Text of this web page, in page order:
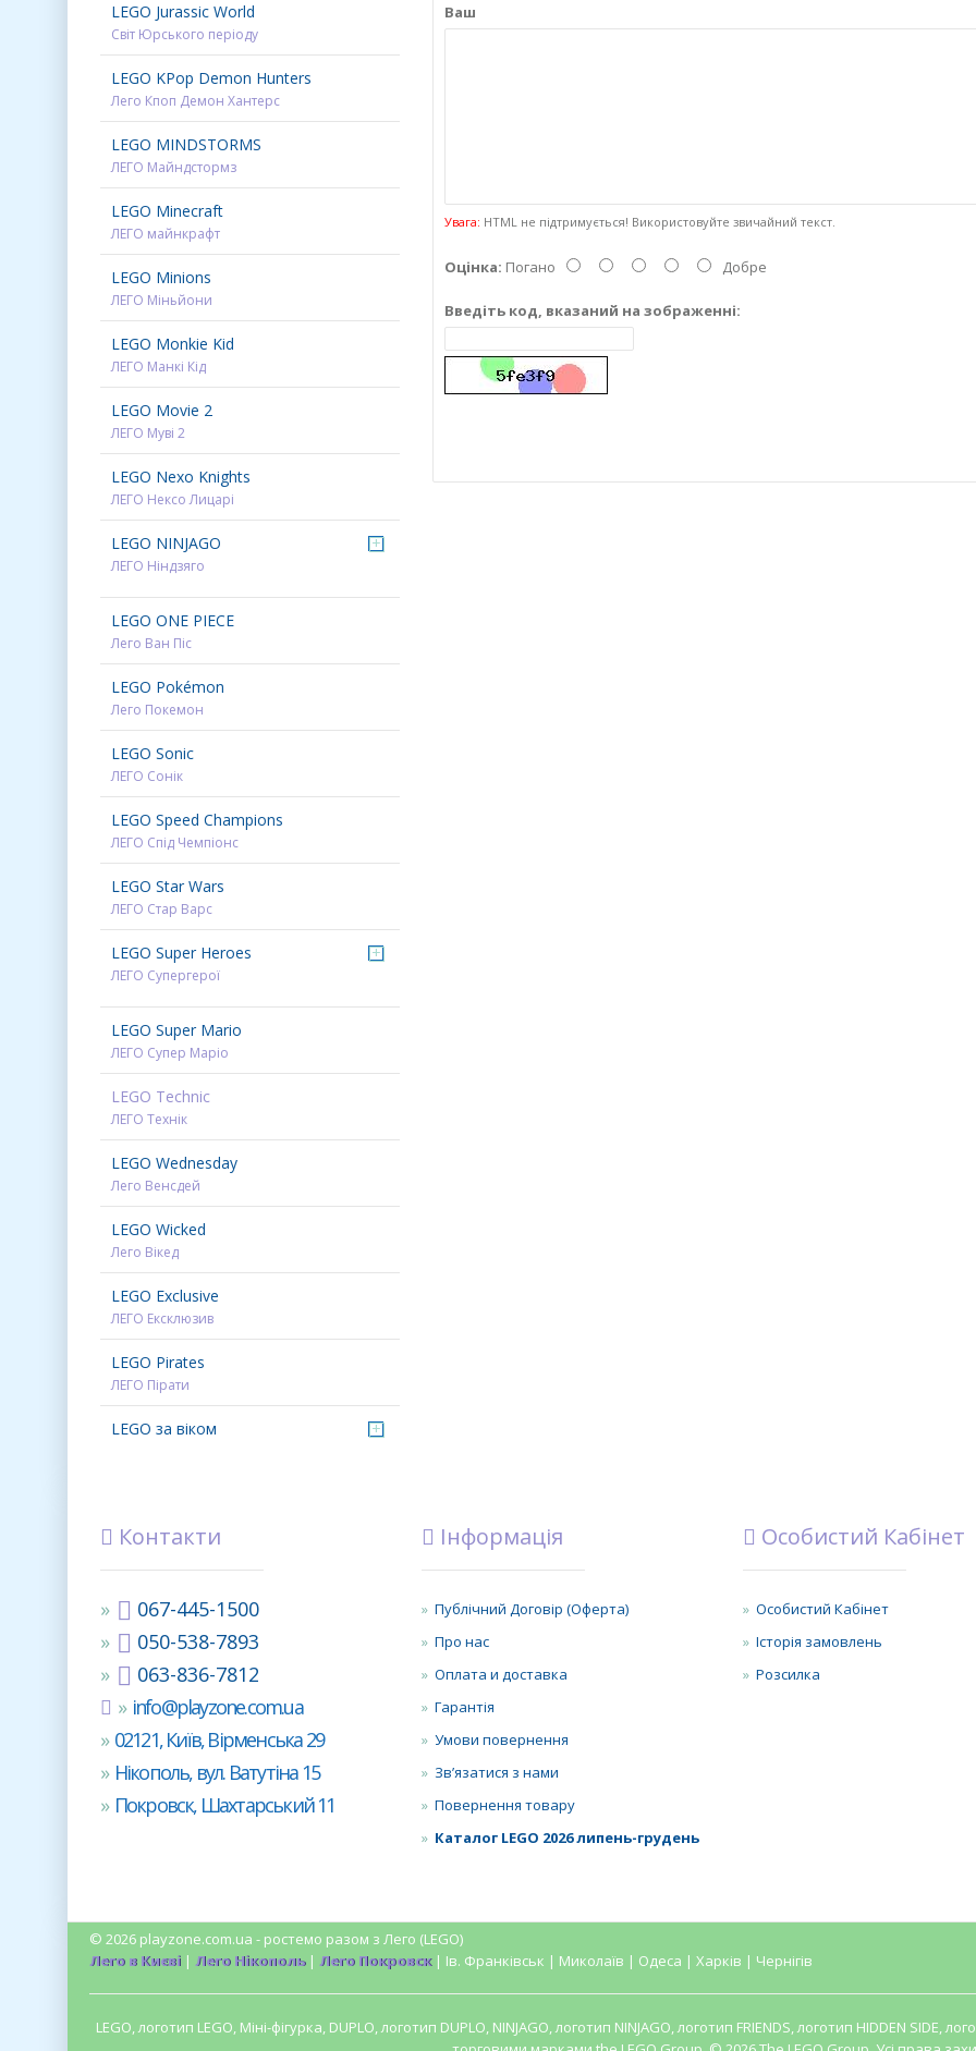
LEGO Jurassic World
Світ Юрського періоду
LEGO KPop Demon Hunters
Лего Кпоп Демон Хантерс
LEGO MINDSTORMS
ЛЕГО Майндстормз
LEGO Minecraft
ЛЕГО майнкрафт
LEGO Minions
ЛЕГО Міньйони
LEGO Monkie Kid
ЛЕГО Манкі Кід
LEGO Movie 2
ЛЕГО Муві 2
LEGO Nexo Knights
ЛЕГО Нексо Лицарі
LEGO NINJAGO
ЛЕГО Ніндзяго
+
LEGO ONE PIECE
Лего Ван Піс
LEGO Pokémon
Лего Покемон
LEGO Sonic
ЛЕГО Сонік
LEGO Speed Champions
ЛЕГО Спід Чемпіонс
LEGO Star Wars
ЛЕГО Стар Варс
LEGO Super Heroes
ЛЕГО Супергерої
+
LEGO Super Mario
ЛЕГО Супер Маріо
LEGO Technic
ЛЕГО Технік
LEGO Wednesday
Лего Венсдей
LEGO Wicked
Лего Вікед
LEGO Exclusive
ЛЕГО Ексклюзив
LEGO Pirates
ЛЕГО Пірати
LEGO за віком +
Ваш
Увага: HTML не підтримується! Використовуйте звичайний текст.
Оцінка: Погано Добре
Введіть код, вказаний на зображенні:
Контакти
067-445-1500
050-538-7893
063-836-7812
info@playzone.com.ua
02121, Київ, Вірменська 29
Нікополь, вул. Ватутіна 15
Покровск, Шахтарський 11
Інформація
Публічний Договір (Оферта)
Про нас
Оплата и доставка
Гарантія
Умови повернення
Зв’язатися з нами
Повернення товару
Каталог LEGO 2026 липень-грудень
Особистий Кабінет
Особистий Кабінет
Історія замовлень
Розсилка
© 2026 playzone.com.ua - ростемо разом з Лего (LEGO)
Лего в Києві| Лего Нікополь| Лего Покровск| Ів. Франківськ | Миколаїв | Одеса | Харків | Чернігів
LEGO, логотип LEGO, Міні-фігурка, DUPLO, логотип DUPLO, NINJAGO, логотип NINJAGO, логотип FRIENDS, логотип HIDDEN SIDE,